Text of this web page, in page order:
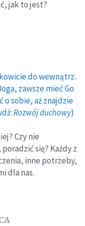
jak to jest?
do wewnątrz.
zawsze mieć Go
o sobie, aż znajdzie
Rozwój duchowy)
Czy nie
się? Każdy z
inne potrzeby,
dla nas.